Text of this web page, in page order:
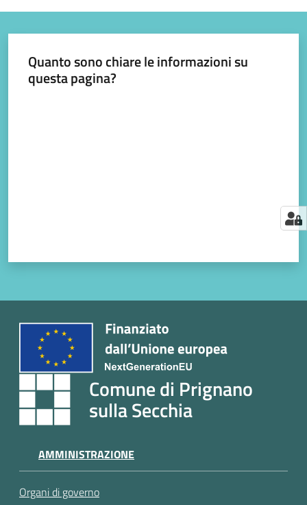
Quanto sono chiare le informazioni su
questa pagina?
Comune di Prignano
sulla Secchia
AMMINISTRAZIONE
Organi di governo